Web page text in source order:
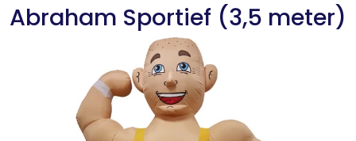
Abraham Sportief (3,5 meter)